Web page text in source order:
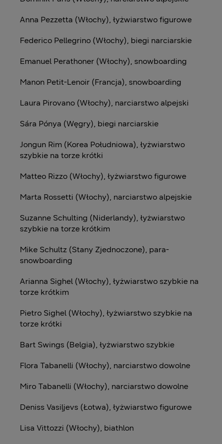
Anna Pezzetta (Włochy), łyżwiarstwo figurowe
Federico Pellegrino (Włochy), biegi narciarskie
Emanuel Perathoner (Włochy), snowboarding
Manon Petit-Lenoir (Francja), snowboarding
Laura Pirovano (Włochy), narciarstwo alpejski
Sára Pónya (Węgry), biegi narciarskie
Jongun Rim (Korea Południowa), łyżwiarstwo
szybkie na torze krótki
Matteo Rizzo (Włochy), łyżwiarstwo figurowe
Marta Rossetti (Włochy), narciarstwo alpejskie
Suzanne Schulting (Niderlandy), łyżwiarstwo
szybkie na torze krótkim
Mike Schultz (Stany Zjednoczone), para-
snowboarding
Arianna Sighel (Włochy), łyżwiarstwo szybkie na
torze krótkim
Pietro Sighel (Włochy), łyżwiarstwo szybkie na
torze krótki
Bart Swings (Belgia), łyżwiarstwo szybkie
Flora Tabanelli (Włochy), narciarstwo dowolne
Miro Tabanelli (Włochy), narciarstwo dowolne
Deniss Vasiļjevs (Łotwa), łyżwiarstwo figurowe
Lisa Vittozzi (Włochy), biathlon